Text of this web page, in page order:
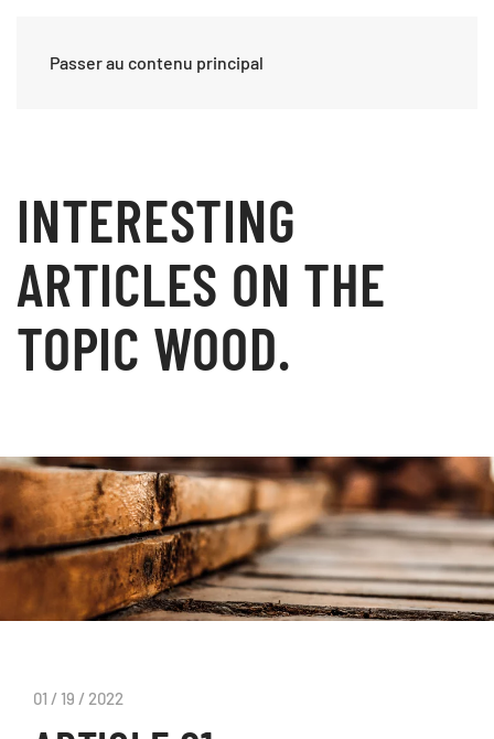
Passer au contenu principal
INTERESTING
ARTICLES ON THE
TOPIC WOOD.
01 / 19 / 2022